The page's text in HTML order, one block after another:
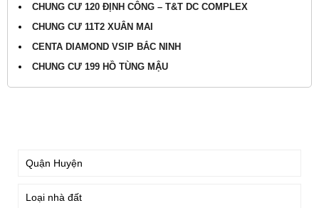
CHUNG CƯ 120 ĐỊNH CÔNG – T&T DC COMPLEX
CHUNG CƯ 11T2 XUÂN MAI
CENTA DIAMOND VSIP BẮC NINH
CHUNG CƯ 199 HỒ TÙNG MẬU